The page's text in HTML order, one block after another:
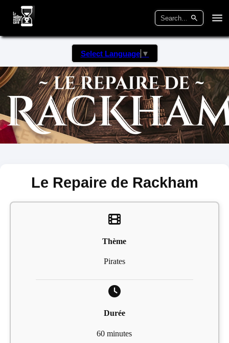
Select Language ▼
Le Repaire de Rackham
Thème
Pirates
Durée
60 minutes